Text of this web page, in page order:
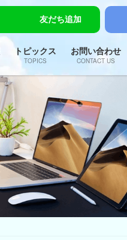
友だち追加
トピックス
TOPICS
お問い合わせ
CONTACT US